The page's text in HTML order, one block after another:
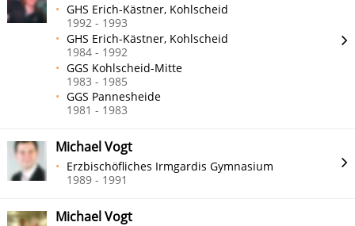
GHS Erich-Kästner, Kohlscheid
1992 - 1993
GHS Erich-Kästner, Kohlscheid
1984 - 1992
GGS Kohlscheid-Mitte
1983 - 1985
GGS Pannesheide
1981 - 1983
Michael Vogt
Erzbischöfliches Irmgardis Gymnasium
1989 - 1991
Michael Vogt